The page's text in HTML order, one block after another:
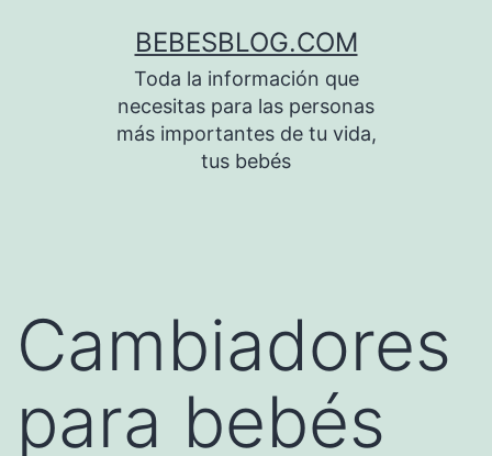
BEBESBLOG.COM
Toda la información que
necesitas para las personas
más importantes de tu vida,
tus bebés
Cambiadores
para bebés